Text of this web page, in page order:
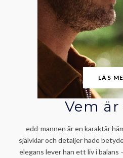
Vem är
edd-mannen är en karaktär
självklar och detaljer hade
elegans lever han ett liv i balans
LÄS